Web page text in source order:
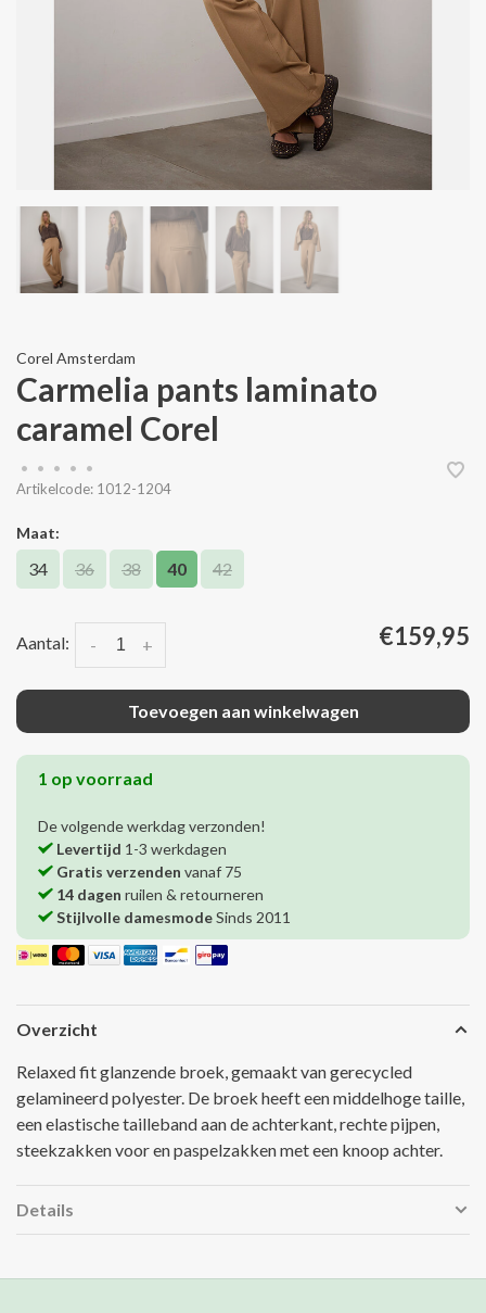
Corel Amsterdam
Carmelia pants laminato
caramel Corel
• • • •
•
Artikelcode: 1012-1204
Maat:
34 36 38 40 42
Aantal: +
- €159,95
Toevoegen aan winkelwagen
1 op voorraad
De volgende werkdag verzonden!
Levertijd 1-3 werkdagen
Gratis verzenden vanaf 75
14 dagen ruilen & retourneren
Stijlvolle damesmodeSinds 2011
Overzicht
Relaxed fit glanzende broek, gemaakt van gerecycled
gelamineerd polyester. De broek heeft een middelhoge taille,
een elastische tailleband aan de achterkant, rechte pijpen,
steekzakken voor en paspelzakken met een knoop achter.
Details